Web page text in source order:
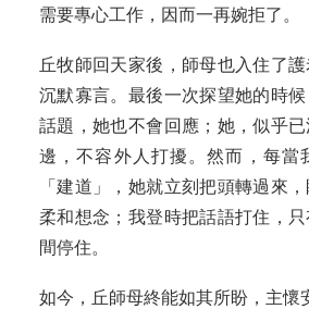
需要專心工作，因而一再婉拒了。
丘牧師回天家後，師母也入住了
沉默寡言。最後一次探望她的時
話題，她也不會回應；她，似乎
邊，不容外人打擾。然而，每當
「建道」，她就立刻把頭轉過來
柔和想念；我登時把話語打住，
間停住。
如今，丘師母終能如其所盼，主懷